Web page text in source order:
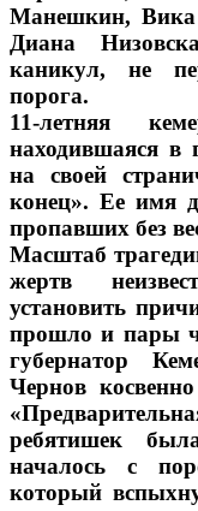
Манешкин, Вика
Диана
каникул, не
порога.
11-летняя
находившаяся в
на своей
конец». Ее имя
пропавших без
Масштаб
жертв
установить
прошло и пары
губернатор
Чернов
ребятишек
началось с
который